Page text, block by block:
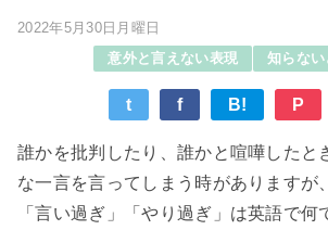
2022年5月30日月曜日
意外と言えない表現
知らな
t f B! P
誰かを批判したり、誰かと喧嘩したと
な一言を言ってしまう時がありますが
「言い過ぎ」「やり過ぎ」は英語で何